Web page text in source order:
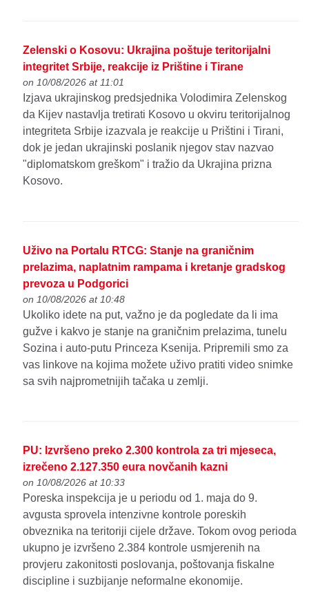
Zelenski o Kosovu: Ukrajina poštuje teritorijalni
integritet Srbije, reakcije iz Prištine i Tirane
on 10/08/2026 at 11:01
Izjava ukrajinskog predsjednika Volodimira Zelenskog
da Kijev nastavlja tretirati Kosovo u okviru teritorijalnog
integriteta Srbije izazvala je reakcije u Prištini i Tirani,
dok je jedan ukrajinski poslanik njegov stav nazvao
"diplomatskom greškom" i tražio da Ukrajina prizna
Kosovo.
Uživo na Portalu RTCG: Stanje na graničnim
prelazima, naplatnim rampama i kretanje gradskog
prevoza u Podgorici
on 10/08/2026 at 10:48
Ukoliko idete na put, važno je da pogledate da li ima
gužve i kakvo je stanje na graničnim prelazima, tunelu
Sozina i auto-putu Princeza Ksenija. Pripremili smo za
vas linkove na kojima možete uživo pratiti video snimke
sa svih najprometnijih tačaka u zemlji.
PU: Izvršeno preko 2.300 kontrola za tri mjeseca,
izrečeno 2.127.350 eura novčanih kazni
on 10/08/2026 at 10:33
Poreska inspekcija je u periodu od 1. maja do 9.
avgusta sprovela intenzivne kontrole poreskih
obveznika na teritoriji cijele države. Tokom ovog perioda
ukupno je izvršeno 2.384 kontrole usmjerenih na
provjeru zakonitosti poslovanja, poštovanja fiskalne
discipline i suzbijanje neformalne ekonomije.